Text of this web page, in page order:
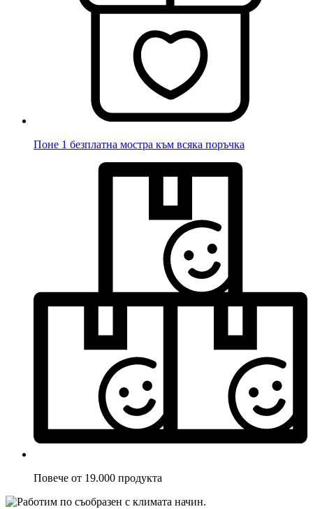
Поне 1 безплатна мостра към всяка поръчка
Повече от 19.000 продукта